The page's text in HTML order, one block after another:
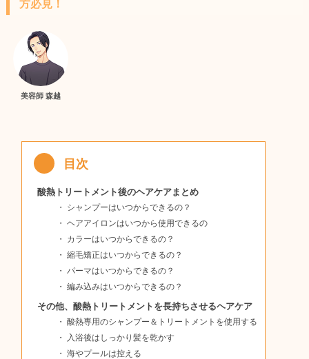
方必見！
美容師 森越
酸熱トリートメント後のヘアケアまとめ
シャンプーはいつからできるの？
ヘアアイロンはいつから使用できるの
カラーはいつからできるの？
縮毛矯正はいつからできるの？
パーマはいつからできるの？
編み込みはいつからできるの？
その他、酸熱トリートメントを長持ちさせるヘアケア
酸熱専用のシャンプー＆トリートメントを使用する
入浴後はしっかり髪を乾かす
海やプールは控える